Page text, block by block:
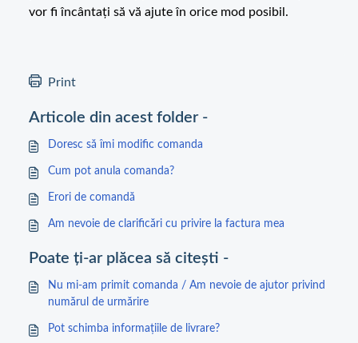
vor fi încântați să vă ajute în orice mod posibil.
Print
Articole din acest folder -
Doresc să îmi modific comanda
Cum pot anula comanda?
Erori de comandă
Am nevoie de clarificări cu privire la factura mea
Poate ți-ar plăcea să citești -
Nu mi-am primit comanda / Am nevoie de ajutor privind
numărul de urmărire
Pot schimba informațiile de livrare?